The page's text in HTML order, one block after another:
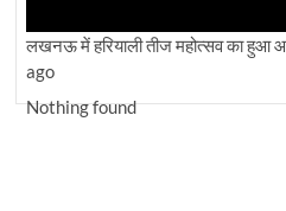
लखनऊ में हरियाली तीज महोत्सव का हुआ
ago
Nothing found